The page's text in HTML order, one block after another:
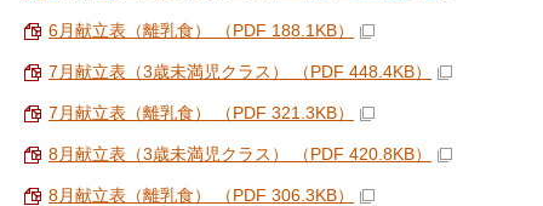
6月献立表（離乳食） （PDF 188.1KB）
7月献立表（3歳未満児クラス） （PDF 448.4KB）
7月献立表（離乳食） （PDF 321.3KB）
8月献立表（3歳未満児クラス） （PDF 420.8KB）
8月献立表（離乳食） （PDF 306.3KB）